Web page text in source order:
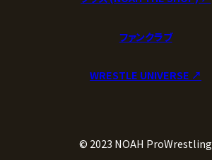
ファンクラブ
WRESTLE UNIVERSE ↗︎
© 2023 NOAH ProWrestling